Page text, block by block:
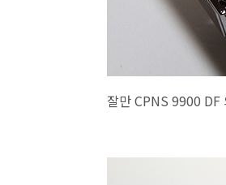
잘만 CPNS 9900 DF